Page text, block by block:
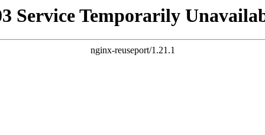
Service Temporarily
nginx-reuseport/1.21.1